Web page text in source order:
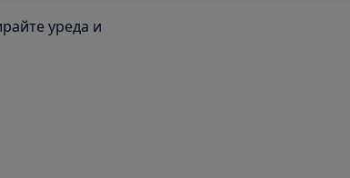
уреда и